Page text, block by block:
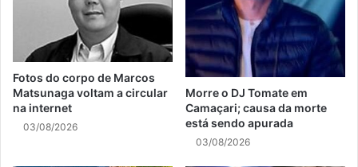
Fotos do corpo de Marcos
Matsunaga voltam a circular
na internet
03/08/2026
Morre o DJ Tomate em
Camaçari; causa da morte
está sendo apurada
03/08/2026